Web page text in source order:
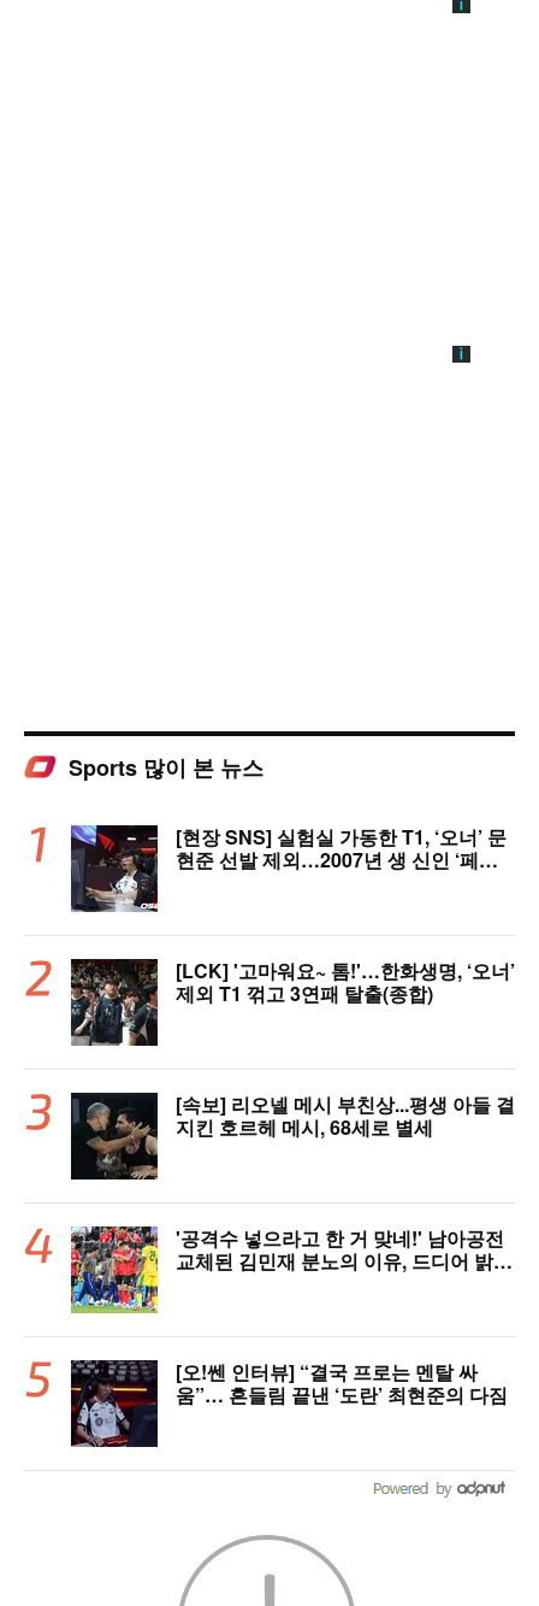
Sports 많이 본 뉴스
[현장 SNS] 실험실 가동한 T1, ‘오너’ 문
현준 선발 제외…2007년 생 신인 ‘페인
[LCK] '고마워요~ 톰!'…한화생명, ‘오너’
제외 T1 꺾고 3연패 탈출(종합)
[속보] 리오넬 메시 부친상...평생 아들 곁
지킨 호르헤 메시, 68세로 별세
'공격수 넣으라고 한 거 맞네!' 남아공전
교체된 김민재 분노의 이유, 드디어 밝혀
[오!쎈 인터뷰] “결국 프로는 멘탈 싸
움”… 흔들림 끝낸 ‘도란’ 최현준의 다짐